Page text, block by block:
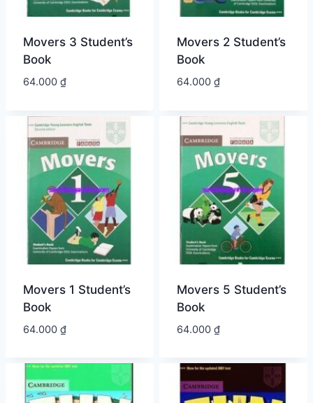
Movers 3 Student’s
Book
64.000 ₫
Movers 2 Student’s
Book
64.000 ₫
Movers 1 Student’s
Book
64.000 ₫
Movers 5 Student’s
Book
64.000 ₫